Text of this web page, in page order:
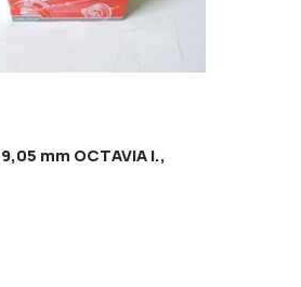
mm OCTAVIA I.,